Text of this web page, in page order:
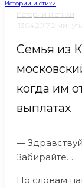
Истории и стихи
Истории и стихи
13.04.2017 2 минуты
Семья из
когда им
выплатах
—
Забирайте…
По словам